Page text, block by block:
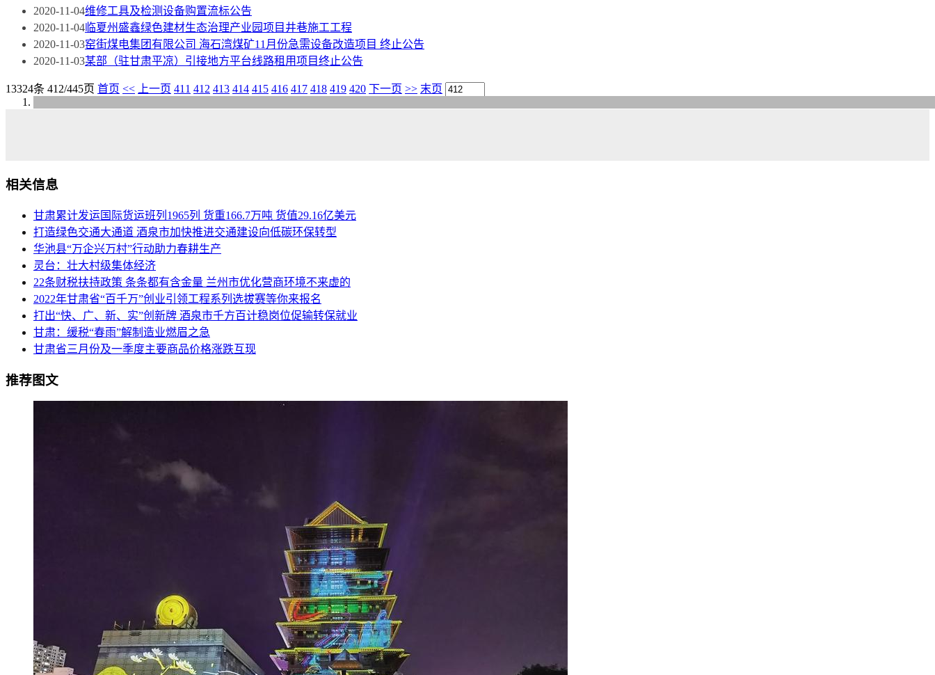
2020-11-04维修工具及检测设备购置流标公告
2020-11-04临夏州盛鑫绿色建材生态治理产业园项目井巷施工工程
2020-11-03窑街煤电集团有限公司 海石湾煤矿11月份急需设备改造项目 终止公告
2020-11-03某部（驻甘肃平凉）引接地方平台线路租用项目终止公告
13324条 412/445页 首页 << 上一页 411 412 413 414 415 416 417 418 419 420 下一页 >> 末页
相关信息
甘肃累计发运国际货运班列1965列 货重166.7万吨 货值29.16亿美元
打造绿色交通大通道 酒泉市加快推进交通建设向低碳环保转型
华池县“万企兴万村”行动助力春耕生产
灵台：壮大村级集体经济
22条财税扶持政策 条条都有含金量 兰州市优化营商环境不来虚的
2022年甘肃省“百千万”创业引领工程系列选拔赛等你来报名
打出“快、广、新、实”创新牌 酒泉市千方百计稳岗位促输转保就业
甘肃：缓税“春雨”解制造业燃眉之急
甘肃省三月份及一季度主要商品价格涨跌互现
推荐图文